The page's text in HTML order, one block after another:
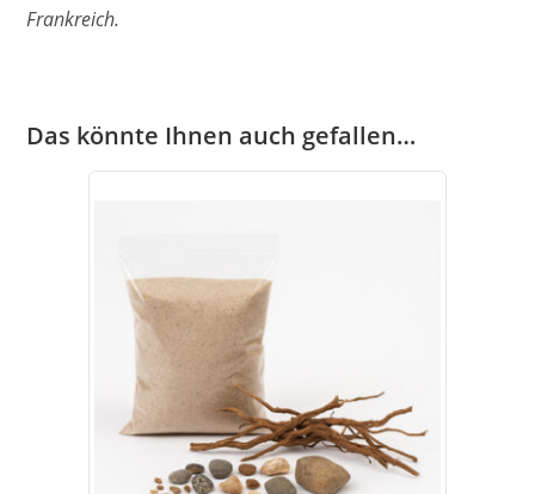
Frankreich.
Das könnte Ihnen auch gefallen…